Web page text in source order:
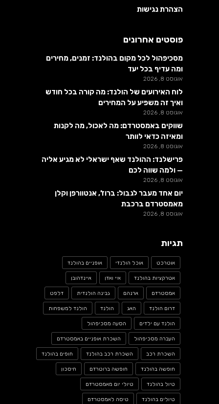
הצהרת נגישות
פוסטים אחרונים
מסכיפהול לכל מקום בהולנד: זמנים, מחירים
ומה עדיף בכל יעד
אוגוסט 8, 2026
לוח האירועים של הולנד: מה קורה בכל חודש
ואיך זה משפיע על המחירים
אוגוסט 8, 2026
שווקים באמסטרדם: מה לאכול, מה לקנות
ומאיזה כדאי לוותר
אוגוסט 8, 2026
פרישלנד: ההולנד שאף ישראלי לא מגיע אליה
— ולמה שווה לכם
אוגוסט 8, 2026
יום אחד מעבר לגבול: ברוז’, אנטוורפן וקלן
מאמסטרדם ברכבת
אוגוסט 8, 2026
תגיות
אוטרכט אוכל הולנדי אופניים בהולנד
אטרקציות בהולנד איי ואדן איינדהובן
אמסטרדם ארנהם גבינה הולנדית דלפט
דרום הולנד האג הולנד הולנד למשפחות
הולנד עם ילדים הסעה מסכיפהול
העברה מסכיפהול השכרת אופניים באמסטרדם
השכרת רכב השכרת רכב בהולנד חופים בהולנד
חופשה בהולנד חופשה ברוטרדם חיסכון
טיול בהולנד טיולי יום מאמסטרדם
טיולים בהולנד טיסה לאמסטרדם